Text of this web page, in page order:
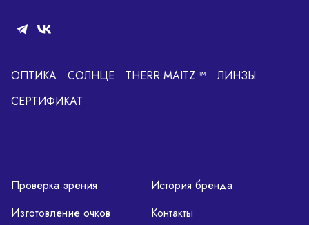
ОПТИКА СОЛНЦЕ THERR MAITZ ™
ЛИНЗЫ
СЕРТИФИКАТ
Проверка зрения
Изготовление очков
История бренда
Контакты